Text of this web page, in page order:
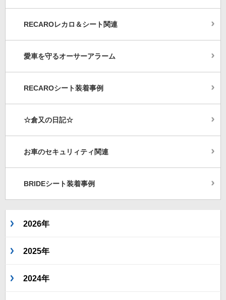
RECAROレカロ＆シート関連
愛車を守るオーサーアラーム
RECAROシート装着事例
☆倉又の日記☆
お車のセキュリィティ関連
BRIDEシート装着事例
2026年
2025年
2024年